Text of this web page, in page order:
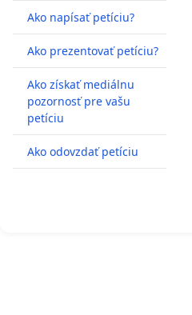
Ako napísať petíciu?
Ako prezentovať petíciu?
Ako získať mediálnu
pozornosť pre vašu
petíciu
Ako odovzdať petíciu